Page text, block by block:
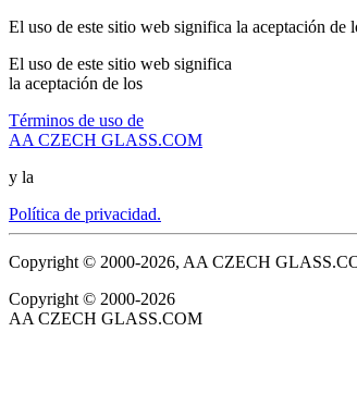
El uso de este sitio web significa la aceptación de
El uso de este sitio web significa
la aceptación de los
Términos de uso de
AA CZECH GLASS.COM
y la
Política de privacidad.
Copyright © 2000-2026, AA CZECH
Copyright © 2000-2026
AA CZECH GLASS.COM